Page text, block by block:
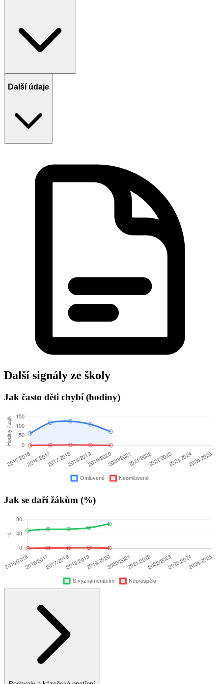
Další údaje
Další signály ze školy
Jak často děti chybí (hodiny)
Jak se daří žákům (%)